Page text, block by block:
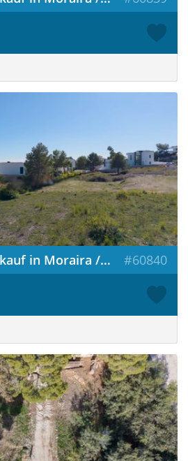
Grundstück zum kauf in Moraira / Spanien #60840